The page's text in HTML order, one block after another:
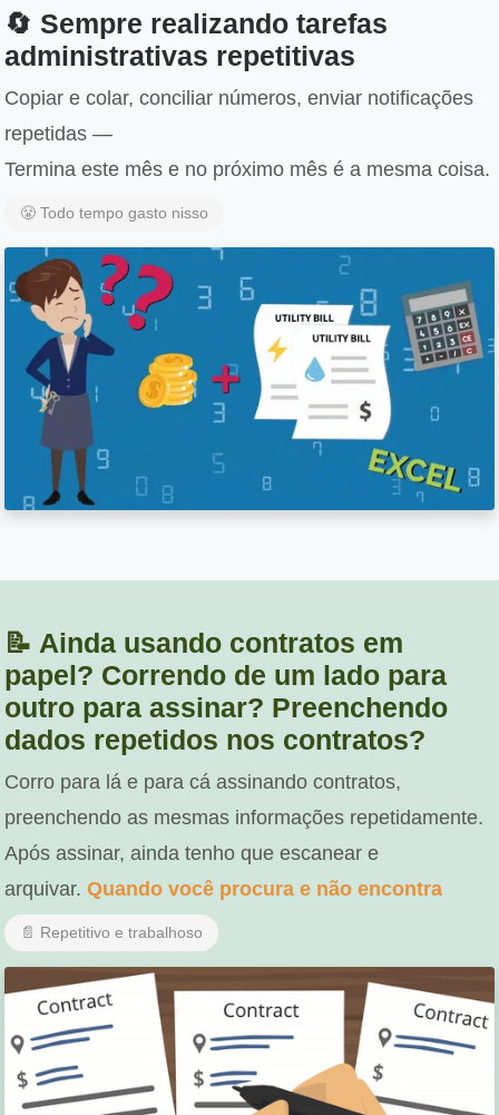
🔄 Sempre realizando tarefas
administrativas repetitivas
Copiar e colar, conciliar números, enviar notificações
repetidas —
Termina este mês e no próximo mês é a mesma coisa.
😤 Todo tempo gasto nisso
📝 Ainda usando contratos em
papel? Correndo de um lado para
outro para assinar? Preenchendo
dados repetidos nos contratos?
Corro para lá e para cá assinando contratos,
preenchendo as mesmas informações repetidamente.
Após assinar, ainda tenho que escanear e
arquivar. Quando você procura e não encontra
📄 Repetitivo e trabalhoso